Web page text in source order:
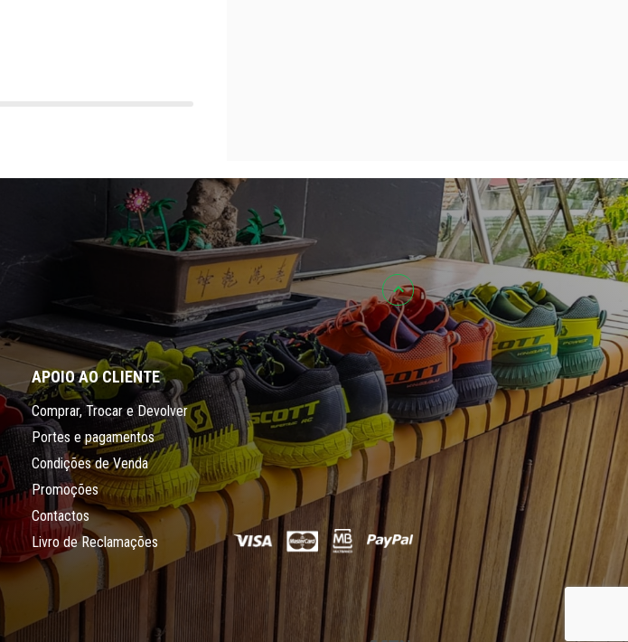
APOIO AO CLIENTE
Comprar, Trocar e Devolver
Portes e pagamentos
Condições de Venda
Promoções
Contactos
Livro de Reclamações